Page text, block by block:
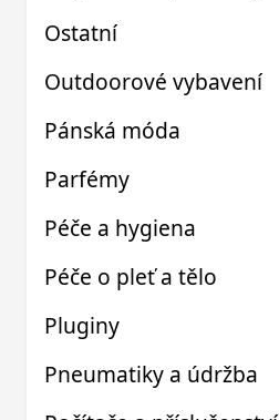
Ostatní
Outdoorové vybavení
Pánská móda
Parfémy
Péče a hygiena
Péče o pleť a tělo
Pluginy
Pneumatiky a údržba